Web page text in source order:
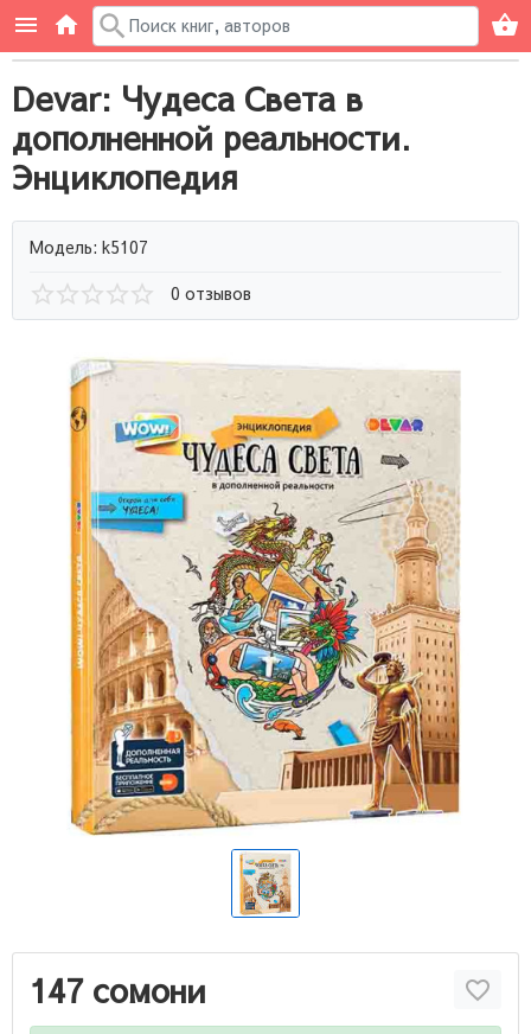
Devar: Чудеса Света в
дополненной реальности.
Энциклопедия
Модель: k5107
0 отзывов
147 сомони